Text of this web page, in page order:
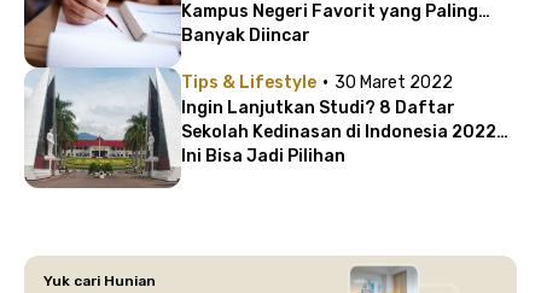
Kampus Negeri Favorit yang Paling
Banyak Diincar
Tips & Lifestyle · 30 Maret 2022
Ingin Lanjutkan Studi? 8 Daftar
Sekolah Kedinasan di Indonesia 2022
Ini Bisa Jadi Pilihan
Yuk cari Hunian